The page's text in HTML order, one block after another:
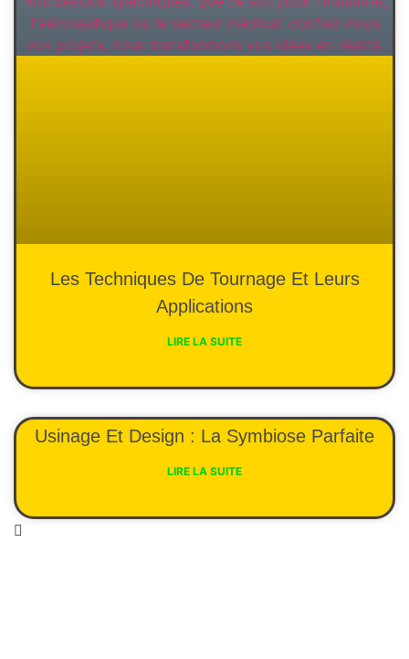
Les Techniques De Tournage Et Leurs
Applications
LIRE LA SUITE
Usinage Et Design : La Symbiose Parfaite
LIRE LA SUITE